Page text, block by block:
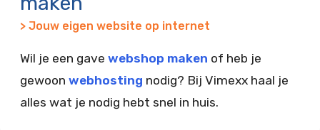
> Jouw eigen website op internet
Wil je een gave webshop maken of heb je
gewoon webhosting nodig? Bij Vimexx haal je
alles wat je nodig hebt snel in huis.